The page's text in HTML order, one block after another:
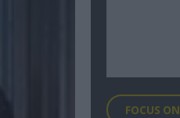
FOCUS ON